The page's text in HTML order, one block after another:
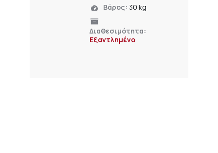
Βάρος: 30 kg
Διαθεσιμότητα:
Εξαντλημένο